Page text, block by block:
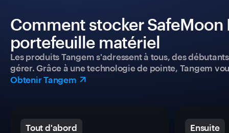
Comment stocker
portefeuille matériel
Les produits Tangem s'adressent à tous, des
gérer. Grâce à une technologie de pointe, Tangem
Obtenir Tangem
Tout d'abord Ensuite